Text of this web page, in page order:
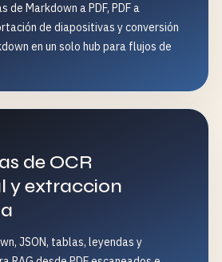
de Markdown a PDF, PDF a
de diapositivas y conversión
en un solo hub para flujos de
de OCR
y extraccion
JSON, tablas, leyendas y